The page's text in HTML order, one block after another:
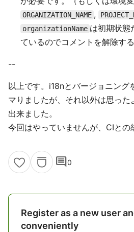
ORGANIZATION_NAME ,
organizationName は初期状態
ているのでコメントを解除する
--
以上です。i18nとバージョニング
マりましたが、それ以外は思っ
出来ました。
今回はやっていませんが、CIとの
comment0
Register as a new user
conveniently